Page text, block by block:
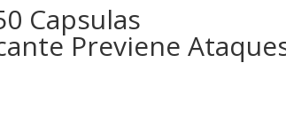
Capsulas
Previene